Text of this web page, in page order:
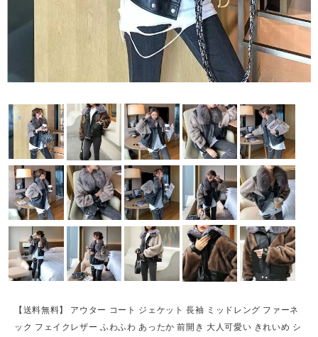
【送料無料】 アウター コート ジェケット 長袖 ミッドレング ファーネ
ック フェイクレザー ふわふわ あったか 前開き 大人可愛い きれいめ シ